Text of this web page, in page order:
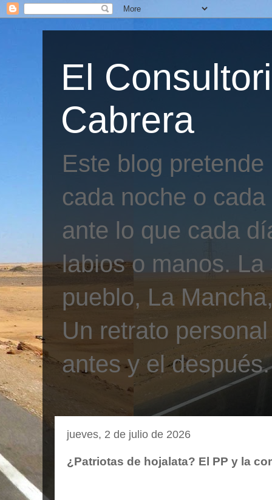
El
Cabrera
Este blog
cada noche o
ante lo que cada
labios o manos.
pueblo, La
Un retrato
antes y el después.
jueves, 2 de julio de 2026
¿Patriotas de hojalata? El PP y la